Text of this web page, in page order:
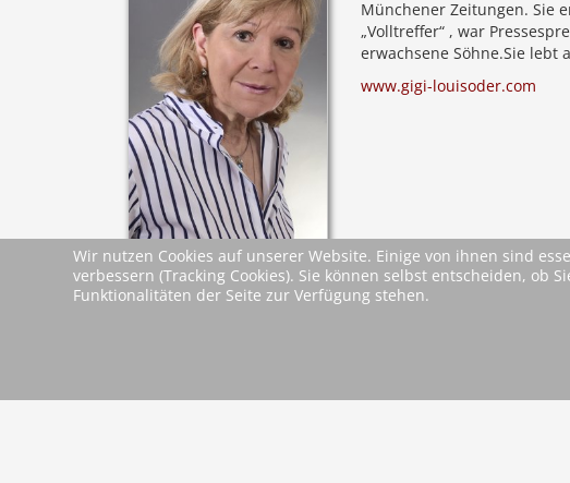
Münchener Zeitungen. Sie
„Volltreffer“ , war
erwachsene Söhne.Sie lebt
www.gigi-louisoder.com
Leseproben & Leseprobe
Wir nutzen Cookies auf unserer Website. Einige von ihnen sind
verbessern (Tracking Cookies). Sie können selbst entscheiden, ob
Funktionalitäten der Seite zur Verfügung stehen.